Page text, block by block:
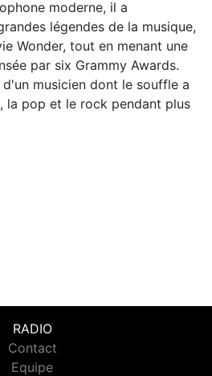
moderne, il a
légendes de la musique,
Wonder, tout en menant une
par six Grammy Awards.
musicien dont le souffle a
la pop et le rock pendant plus
RADIO
Contact
Equipe